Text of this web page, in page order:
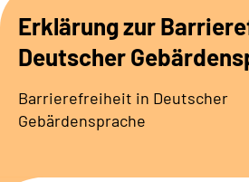
Unsere Angebote
Service
Erklärung zur
Deutscher
Barrierefreiheit in Deutscher
Gebärdensprache